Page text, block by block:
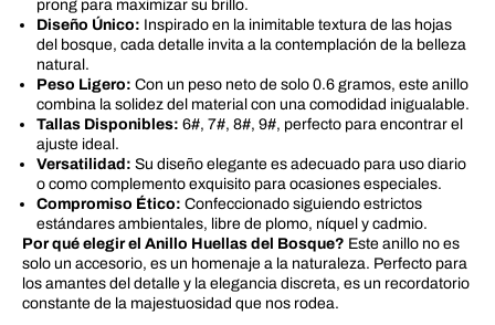
n
T
e
x
t
u
r
a
d
e
H
o
j
a
s
x
t
u
r
d
e
H
a
s
prong para maximizar su brillo.
Diseño Único: Inspirado en la inimitable textura de las hojas
del bosque, cada detalle invita a la contemplación de la belleza
natural.
Peso Ligero: Con un peso neto de solo 0.6 gramos, este anillo
combina la solidez del material con una comodidad inigualable.
Tallas Disponibles: 6#, 7#, 8#, 9#, perfecto para encontrar el
ajuste ideal.
Versatilidad: Su diseño elegante es adecuado para uso diario
o como complemento exquisito para ocasiones especiales.
Compromiso Ético: Confeccionado siguiendo estrictos
estándares ambientales, libre de plomo, níquel y cadmio.
Por qué elegir el Anillo Huellas del Bosque? Este anillo no es
solo un accesorio, es un homenaje a la naturaleza. Perfecto para
los amantes del detalle y la elegancia discreta, es un recordatorio
constante de la majestuosidad que nos rodea.